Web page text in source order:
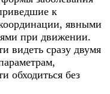
к
явными
при движении.
видеть сразу двумя
обходиться без